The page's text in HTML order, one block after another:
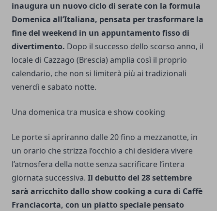
inaugura un nuovo ciclo di serate con la formula
Domenica all’Italiana, pensata per trasformare la
fine del weekend in un appuntamento fisso di
divertimento. Dopo il successo dello scorso anno, il
locale di Cazzago (Brescia) amplia così il proprio
calendario, che non si limiterà più ai tradizionali
venerdì e sabato notte.
Una domenica tra musica e show cooking
Le porte si apriranno dalle 20 fino a mezzanotte, in
un orario che strizza l’occhio a chi desidera vivere
l’atmosfera della notte senza sacrificare l’intera
giornata successiva. Il debutto del 28 settembre
sarà arricchito dallo show cooking a cura di Caffè
Franciacorta, con un piatto speciale pensato